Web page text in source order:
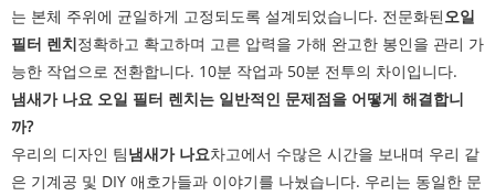
는 본체 주위에 균일하게 고정되도록 설계되었습니다. 전문화된 오일
필터 렌치정확하고 확고하며 고른 압력을 가해 완고한 봉인을 관리 가
능한 작업으로 전환합니다. 10분 작업과 50분 전투의 차이입니다.
냄새가 나요 오일 필터 렌치는 일반적인 문제점을 어떻게 해결합니
까?
우리의 디자인 팀냄새가 나요차고에서 수많은 시간을 보내며 우리 같
은 기계공 및 DIY 애호가들과 이야기를 나눴습니다. 우리는 동일한 문